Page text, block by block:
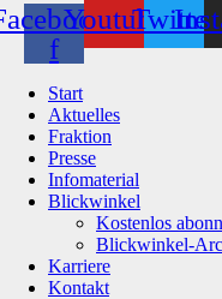
f
YoutubeTwitter
Start
Aktuelles
Fraktion
Presse
Infomaterial
Blickwinkel
Kostenlos
Blickwinkel-
Karriere
Kontakt